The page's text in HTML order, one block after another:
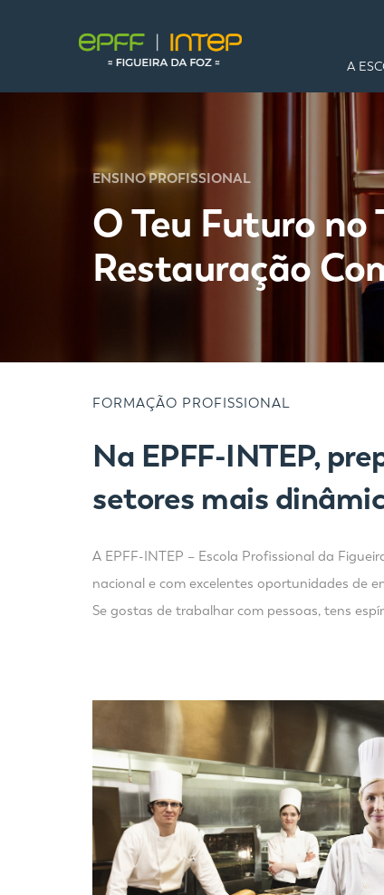
A
ENSINO PROFISSIONAL
O Teu Futuro no
Restauração
FORMAÇÃO PROFISSIONAL
Na EPFF-INTEP,
setores mais
A EPFF-INTEP – Escola Profissional da
nacional e com excelentes oportunidades de
Se gostas de trabalhar com pessoas, tens